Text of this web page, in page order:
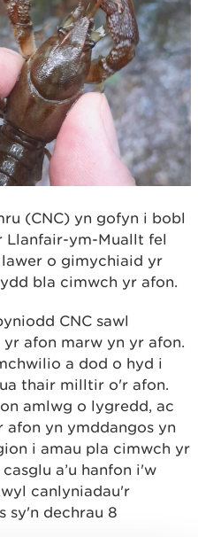
(CNC) yn gofyn i bobl
Llanfair-ym-Muallt fel
o gimychiaid yr
bla cimwch yr afon.
CNC sawl
afon marw yn yr afon.
a dod o hyd i
thair milltir o'r afon.
amlwg o lygredd, ac
yn ymddangos yn
i amau pla cimwch yr
a’u hanfon i'w
canlyniadau'r
sy'n dechrau 8